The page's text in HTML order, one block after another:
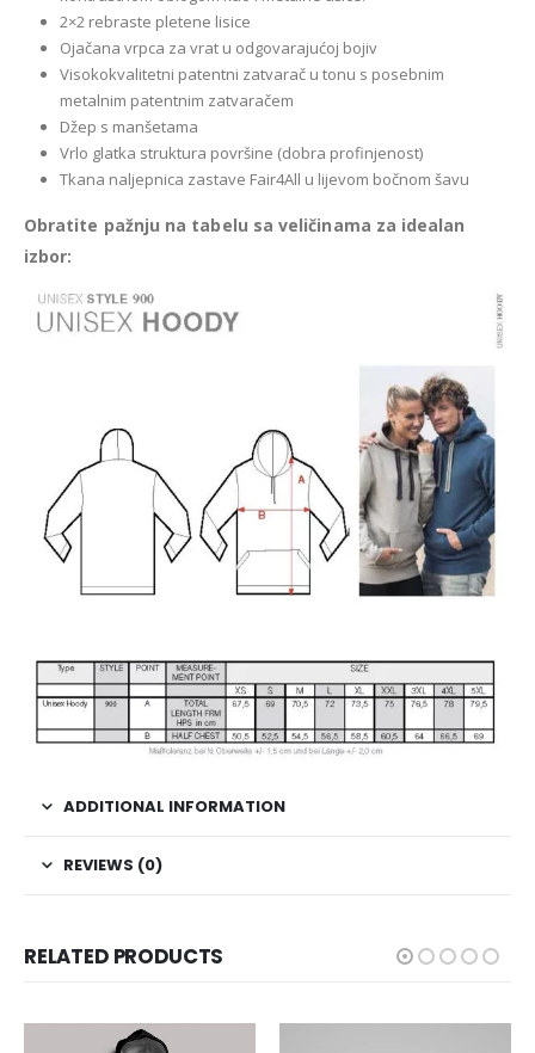
2×2 rebraste pletene lisice
Ojačana vrpca za vrat u odgovarajućoj bojiv
Visokokvalitetni patentni zatvarač u tonu s posebnim
metalnim patentnim zatvaračem
Džep s manšetama
Vrlo glatka struktura površine (dobra profinjenost)
Tkana naljepnica zastave Fair4All u lijevom bočnom šavu
Obratite pažnju na tabelu sa veličinama za idealan
izbor:
ADDITIONAL INFORMATION
REVIEWS (0)
RELATED PRODUCTS